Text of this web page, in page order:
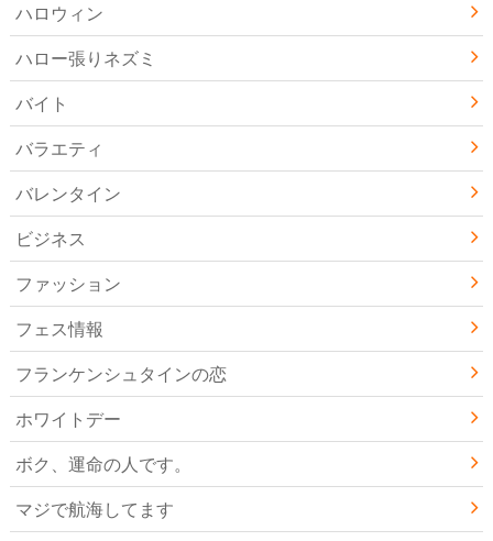
ハロウィン
ハロー張りネズミ
バイト
バラエティ
バレンタイン
ビジネス
ファッション
フェス情報
フランケンシュタインの恋
ホワイトデー
ボク、運命の人です。
マジで航海してます